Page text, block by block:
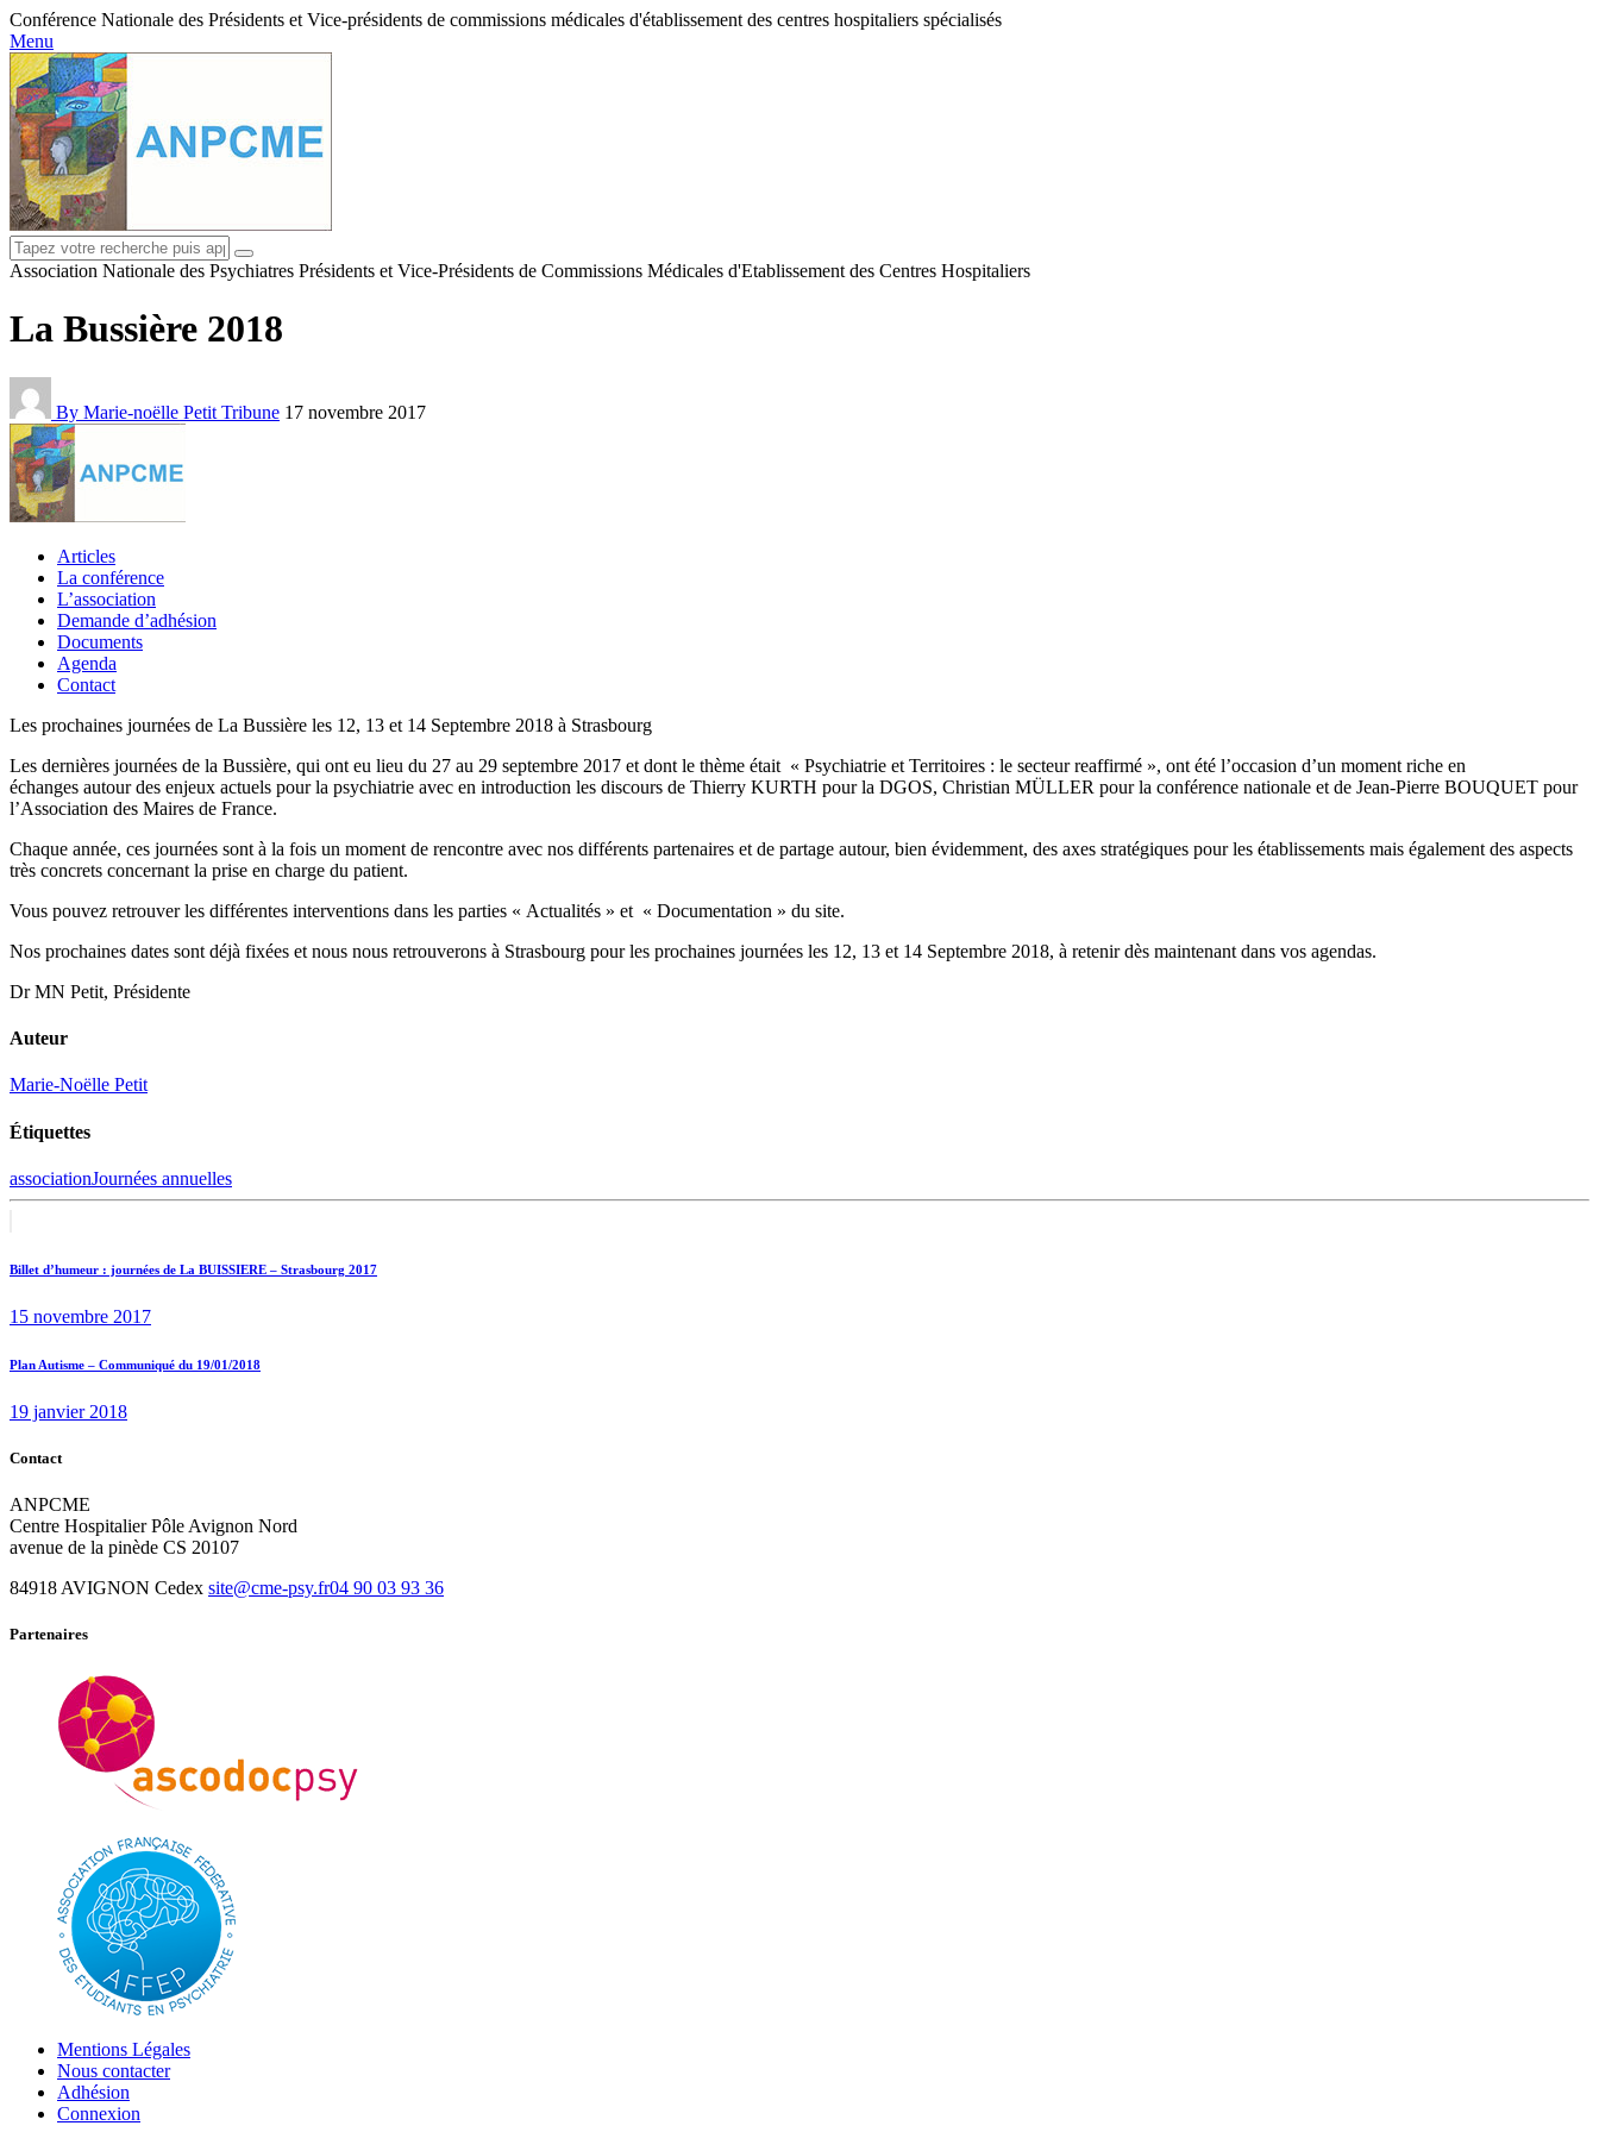
Conférence Nationale des Présidents et Vice-présidents de commissions médicales d'établissement des centres hospitaliers spécialisés
Menu
Association Nationale des Psychiatres Présidents et Vice-Présidents de Commissions Médicales d'Etablissement des Centres Hospitaliers
La Bussière 2018
By Marie-noëlle Petit Tribune 17 novembre 2017
Articles
La conférence
L’association
Demande d’adhésion
Documents
Agenda
Contact
Les prochaines journées de La Bussière les 12, 13 et 14 Septembre 2018 à Strasbourg
Les dernières journées de la Bussière, qui ont eu lieu du 27 au 29 septembre 2017 et dont le thème était « Psychiatrie et Territoires : le secteur reaffirmé », ont été l’occasion d’un moment riche en
échanges autour des enjeux actuels pour la psychiatrie avec en introduction les discours de Thierry KURTH pour la DGOS, Christian MÜLLER pour la conférence nationale et de Jean-Pierre BOUQUET pour
l’Association des Maires de France.
Chaque année, ces journées sont à la fois un moment de rencontre avec nos différents partenaires et de partage autour, bien évidemment, des axes stratégiques pour les établissements mais également des aspects
très concrets concernant la prise en charge du patient.
Vous pouvez retrouver les différentes interventions dans les parties « Actualités » et « Documentation » du site.
Nos prochaines dates sont déjà fixées et nous nous retrouverons à Strasbourg pour les prochaines journées les 12, 13 et 14 Septembre 2018, à retenir dès maintenant dans vos agendas.
Dr MN Petit, Présidente
Auteur
Marie-Noëlle Petit
Étiquettes
associationJournées annuelles
de
Billet d’humeur : journées de La BUISSIERE – Strasbourg 2017
15 novembre 2017
Next
Plan Autisme – Communiqué du 19/01/2018
19 janvier 2018
Contact
ANPCME
Centre Hospitalier Pôle Avignon Nord
avenue de la pinède CS 20107
84918 AVIGNON Cedex site@cme-psy.fr04 90 03 93 36
Partenaires
Mentions Légales
Nous contacter
Adhésion
Connexion